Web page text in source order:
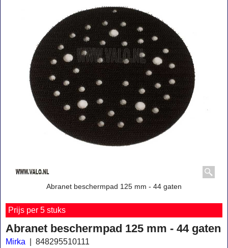
Abranet beschermpad 125 mm - 44 gaten
Prijs per 5 stuks
Abranet beschermpad 125 mm - 44 gaten
Mirka 848295510111